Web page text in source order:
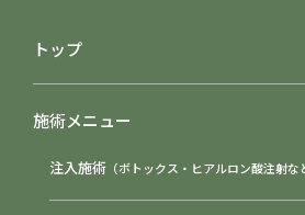
トップ
施術メニュー
注入施術 （ボトックス・ヒアルロン酸注射な